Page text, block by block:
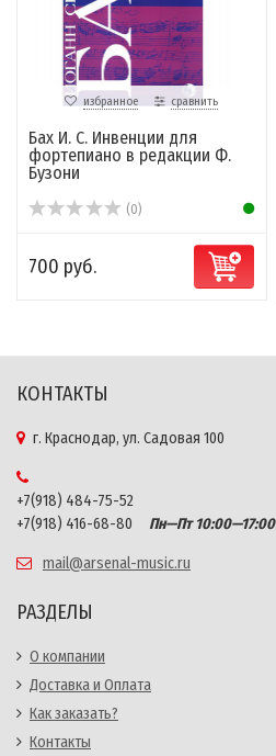
избранное сравнить
Бах И. С. Инвенции для
фортепиано в редакции Ф.
Бузони
(0)
700 руб.
КОНТАКТЫ
г. Краснодар, ул. Садовая 100
+7(918) 484-75-52
+7(918) 416-68-80
Пн—Пт 10:00—17:00
mail@arsenal-music.ru
РАЗДЕЛЫ
О компании
Доставка и Оплата
Как заказать?
Контакты